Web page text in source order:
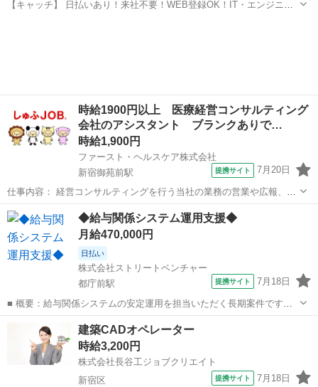
【キャッチ】 日払いあり！来社不要！WEB登録OK！IT・エンジニ
時給1900円以上 医療経営コンサルティング
会社のアシスタント ブランクありで…
時給1,900円
ファースト・ヘルスケア株式会社
新宿御苑前駅
提携サイト 7月20日
仕事内容： 経営コンサルティングを行う当社の業務の営業や広報、コ
ンサルタントのサポート業務をお任せします◎ ◎わからないことはし
っかりとサポートしますので安心してください 具体的な仕事内容 医療
機関・介護施設の経営を支援...
東京 新宿御苑前駅 データ入力
◆給与関係システム運用支援◆
月給470,000円
日払い
株式会社ストリートベンチャー
都庁前駅
提携サイト 7月18日
■ 概要：給与関係システムの安定運用を担当いただく長期案件です。
JP1を使用したジョブ管理や定常監視、障害対応、お客様との調整業
務などをご担当いただきます。 運用経験を活かして長期的にご活躍い
ただける環境です。 業務内容：...
新宿区 都庁前駅 プログラマー
建築CADオペレーター
時給3,200円
株式会社長谷工ジョブクリエイト
新宿区
提携サイト 7月18日